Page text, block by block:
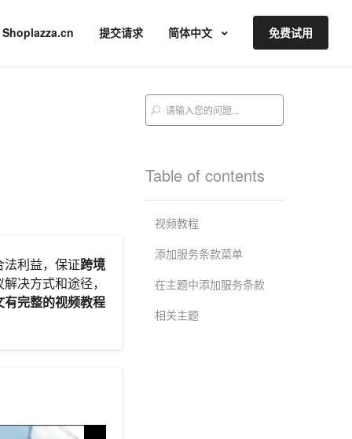
Shoplazza.cn 提交请求 简体中文 免费试用
利益，保证跨境
决方式和途径，
有完整的视频教程
Table of contents
视频教程
添加服务条款菜单
在主题中添加服务条款
相关主题